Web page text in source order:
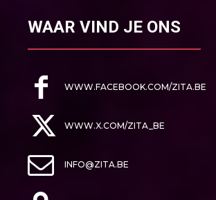
WAAR VIND JE ONS
WWW.FACEBOOK.COM/ZITA.BE
WWW.X.COM/ZITA_BE
INFO@ZITA.BE